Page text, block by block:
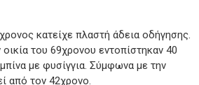
κατείχε πλαστή άδεια οδήγησης.
του 69χρονου εντοπίστηκαν 40
με φυσίγγια. Σύμφωνα με την
από τον 42χρονο.